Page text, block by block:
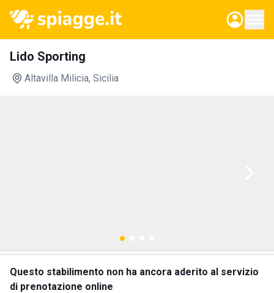
Lido Sporting
Altavilla Milicia, Sicilia
Questo stabilimento non ha ancora aderito al servizio
di prenotazione online